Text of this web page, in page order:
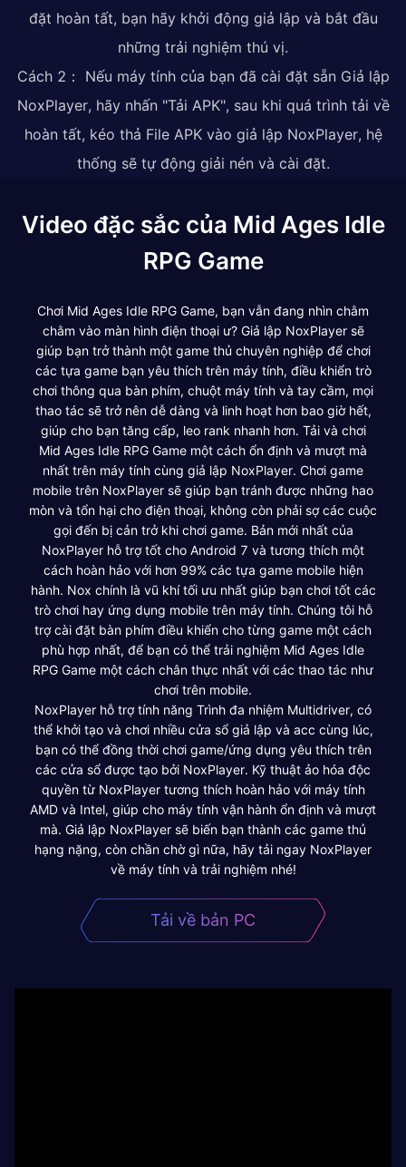
đặt hoàn tất, bạn hãy khởi động giả lập và bắt đầu
những trải nghiệm thú vị.
Cách 2： Nếu máy tính của bạn đã cài đặt sẵn Giả lập
NoxPlayer, hãy nhấn "Tải APK", sau khi quá trình tải về
hoàn tất, kéo thả File APK vào giả lập NoxPlayer, hệ
thống sẽ tự động giải nén và cài đặt.
Video đặc sắc của Mid Ages Idle
RPG Game
Chơi Mid Ages Idle RPG Game, bạn vẫn đang nhìn chằm
chằm vào màn hình điện thoại ư? Giả lập NoxPlayer sẽ
giúp bạn trở thành một game thủ chuyên nghiệp để chơi
các tựa game bạn yêu thích trên máy tính, điều khiển trò
chơi thông qua bàn phím, chuột máy tính và tay cầm, mọi
thao tác sẽ trở nên dễ dàng và linh hoạt hơn bao giờ hết,
giúp cho bạn tăng cấp, leo rank nhanh hơn. Tải và chơi
Mid Ages Idle RPG Game một cách ổn định và mượt mà
nhất trên máy tính cùng giả lập NoxPlayer. Chơi game
mobile trên NoxPlayer sẽ giúp bạn tránh được những hao
mòn và tổn hại cho điện thoại, không còn phải sợ các cuộc
gọi đến bị cản trở khi chơi game. Bản mới nhất của
NoxPlayer hỗ trợ tốt cho Android 7 và tương thích một
cách hoàn hảo với hơn 99% các tựa game mobile hiện
hành. Nox chính là vũ khí tối ưu nhất giúp bạn chơi tốt các
trò chơi hay ứng dụng mobile trên máy tính. Chúng tôi hỗ
trợ cài đặt bàn phím điều khiển cho từng game một cách
phù hợp nhất, để bạn có thể trải nghiệm Mid Ages Idle
RPG Game một cách chân thực nhất với các thao tác như
chơi trên mobile.
NoxPlayer hỗ trợ tính năng Trình đa nhiệm Multidriver, có
thể khởi tạo và chơi nhiều cửa sổ giả lập và acc cùng lúc,
bạn có thể đồng thời chơi game/ứng dụng yêu thích trên
các cửa sổ được tạo bởi NoxPlayer. Kỹ thuật ảo hóa độc
quyền từ NoxPlayer tương thích hoàn hảo với máy tính
AMD và Intel, giúp cho máy tính vận hành ổn định và mượt
mà. Giả lập NoxPlayer sẽ biến bạn thành các game thủ
hạng nặng, còn chần chờ gì nữa, hãy tải ngay NoxPlayer
về máy tính và trải nghiệm nhé!
Tải về bản PC